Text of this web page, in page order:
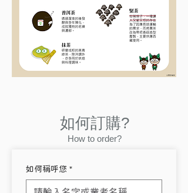
如何訂購?
How to order?
如何稱呼您 *